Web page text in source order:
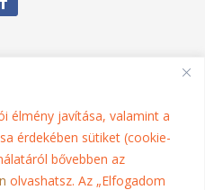
élmény javítása, valamint a
érdekében sütiket (cookie-
bővebben az
olvashatsz. Az „Elfogadom
Dévakí
1383